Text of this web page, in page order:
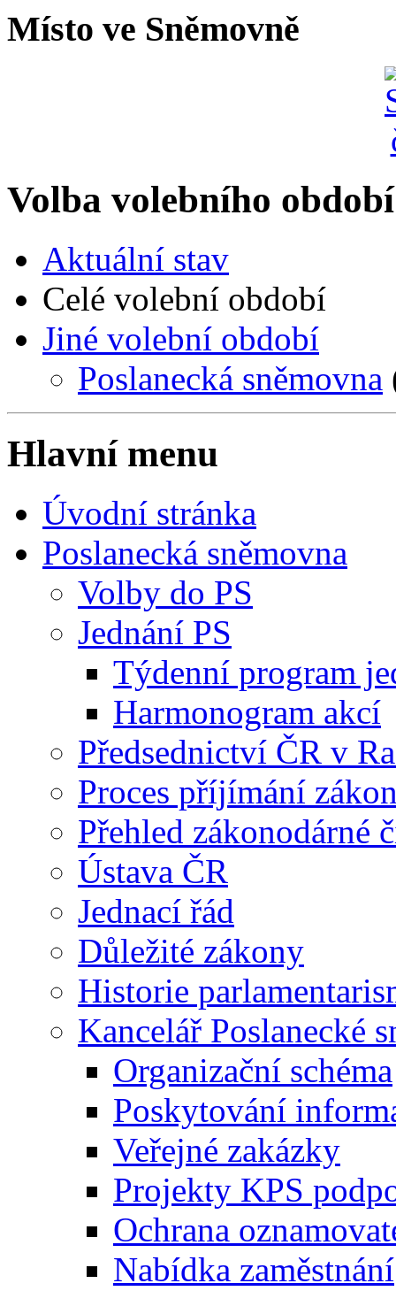
Místo ve Sněmovně
Volba volebního období
Aktuální stav
Celé volební období
Jiné volební období
Poslanecká sněmovna
Hlavní menu
Úvodní stránka
Poslanecká sněmovna
Volby do PS
Jednání PS
Týdenní program
Harmonogram akcí
Předsednictví ČR v
Proces příjímání
Přehled zákonodárné
Ústava ČR
Jednací řád
Důležité zákony
Historie
Kancelář Poslanecké
Organizační schéma
Poskytování
Veřejné zakázky
Projekty KPS
Ochrana
Nabídka zaměstnání